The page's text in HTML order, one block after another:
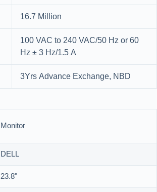
16.7 Million
100 VAC to 240 VAC/50 Hz or 60
Hz ± 3 Hz/1.5 A
3Yrs Advance Exchange, NBD
Monitor
DELL
23.8"